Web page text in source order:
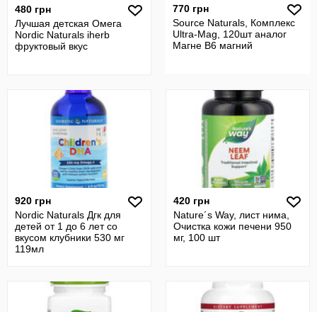
480 грн
Лучшая детская Омега
Nordic Naturals iherb
фруктовый вкус
770 грн
Source Naturals, Комплекс
Ultra-Mag, 120шт аналог
Магне В6 магний
920 грн
Nordic Naturals Дгк для
детей от 1 до 6 лет со
вкусом клубники 530 мг
119мл
420 грн
Nature´s Way, лист нима,
Очистка кожи печени 950
мг, 100 шт